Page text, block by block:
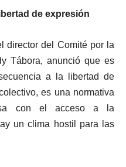
de expresión
director del Comité por la
Tábora, anunció que es
a la libertad de
es una normativa
con el acceso a la
un clima hostil para las